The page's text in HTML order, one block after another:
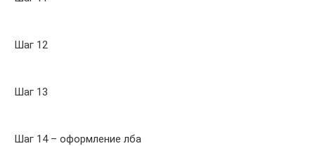
Шаг 12
Шаг 13
Шаг 14 – оформление лба